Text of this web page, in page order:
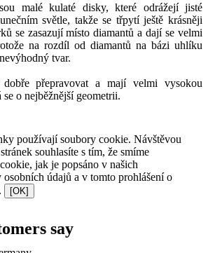
malé kulaté disky, které odrážejí jisté
světle, takže se třpytí ještě krásněji
se zasazují místo diamantů a dají se velmi
na rozdíl od diamantů na bázi uhlíku
tvar.
přepravovat a mají velmi vysokou
o nejběžnější geometrii.
používají soubory cookie. Návštěvou
souhlasíte s tím, že smíme
jak je popsáno v našich
osobních údajů a v tomto prohlášení o
[OK]
say